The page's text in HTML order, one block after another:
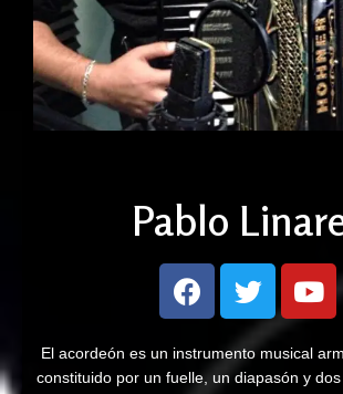
Pablo
El acordeón es un instrumento musical
constituido por un fuelle, un diapasón y